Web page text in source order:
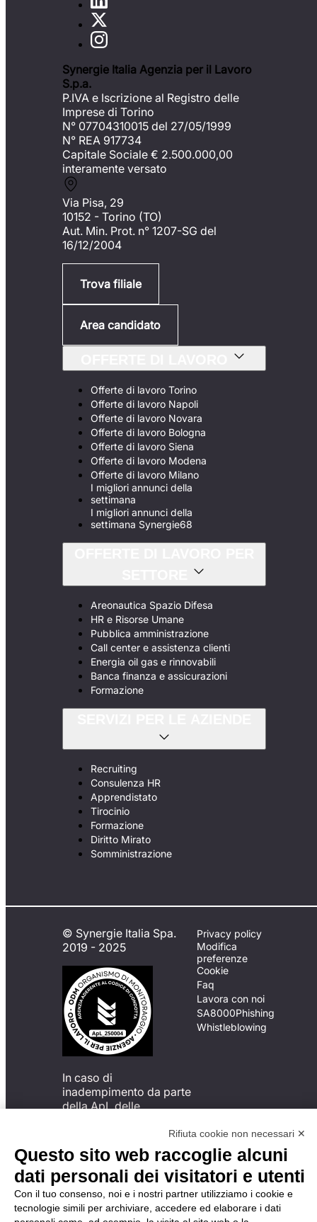
Synergie Italia Agenzia per il Lavoro
S.p.a.
P.IVA e Iscrizione al Registro delle
Imprese di Torino
N° 07704310015 del 27/05/1999
N° REA 917734
Capitale Sociale € 2.500.000,00
interamente versato
Via Pisa, 29
10152 - Torino (TO)
Aut. Min. Prot. n° 1207-SG del
16/12/2004
Trova filiale
Area candidato
Offerte di lavoro Torino
Offerte di lavoro Napoli
Offerte di lavoro Novara
Offerte di lavoro Bologna
Offerte di lavoro Siena
Offerte di lavoro Modena
Offerte di lavoro Milano
I migliori annunci della
settimana
I migliori annunci della
settimana Synergie68
Areonautica Spazio Difesa
HR e Risorse Umane
Pubblica amministrazione
Call center e assistenza clienti
Energia oil gas e rinnovabili
Banca finanza e assicurazioni
Formazione
Recruiting
Consulenza HR
Apprendistato
Tirocinio
Formazione
Diritto Mirato
Somministrazione
© Synergie Italia Spa.
2019 - 2025
In caso di
inadempimento da parte
della ApL delle
del Codice di Condotta, è
possibile presentare un
reclamo
all’Organismo di
Monitoraggio utilizzando
una delle modalità
descritte al seguente
Privacy policy
Modifica
preferenze
Cookie
Faq
Lavora con noi
SA8000Phishing
Whistleblowing
Rifiuta cookie non necessari ✕
Questo sito web raccoglie alcuni
dati personali dei visitatori e utenti
Con il tuo consenso, noi e i nostri partner utilizziamo i cookie e
tecnologie simili per archiviare, accedere ed elaborare i dati